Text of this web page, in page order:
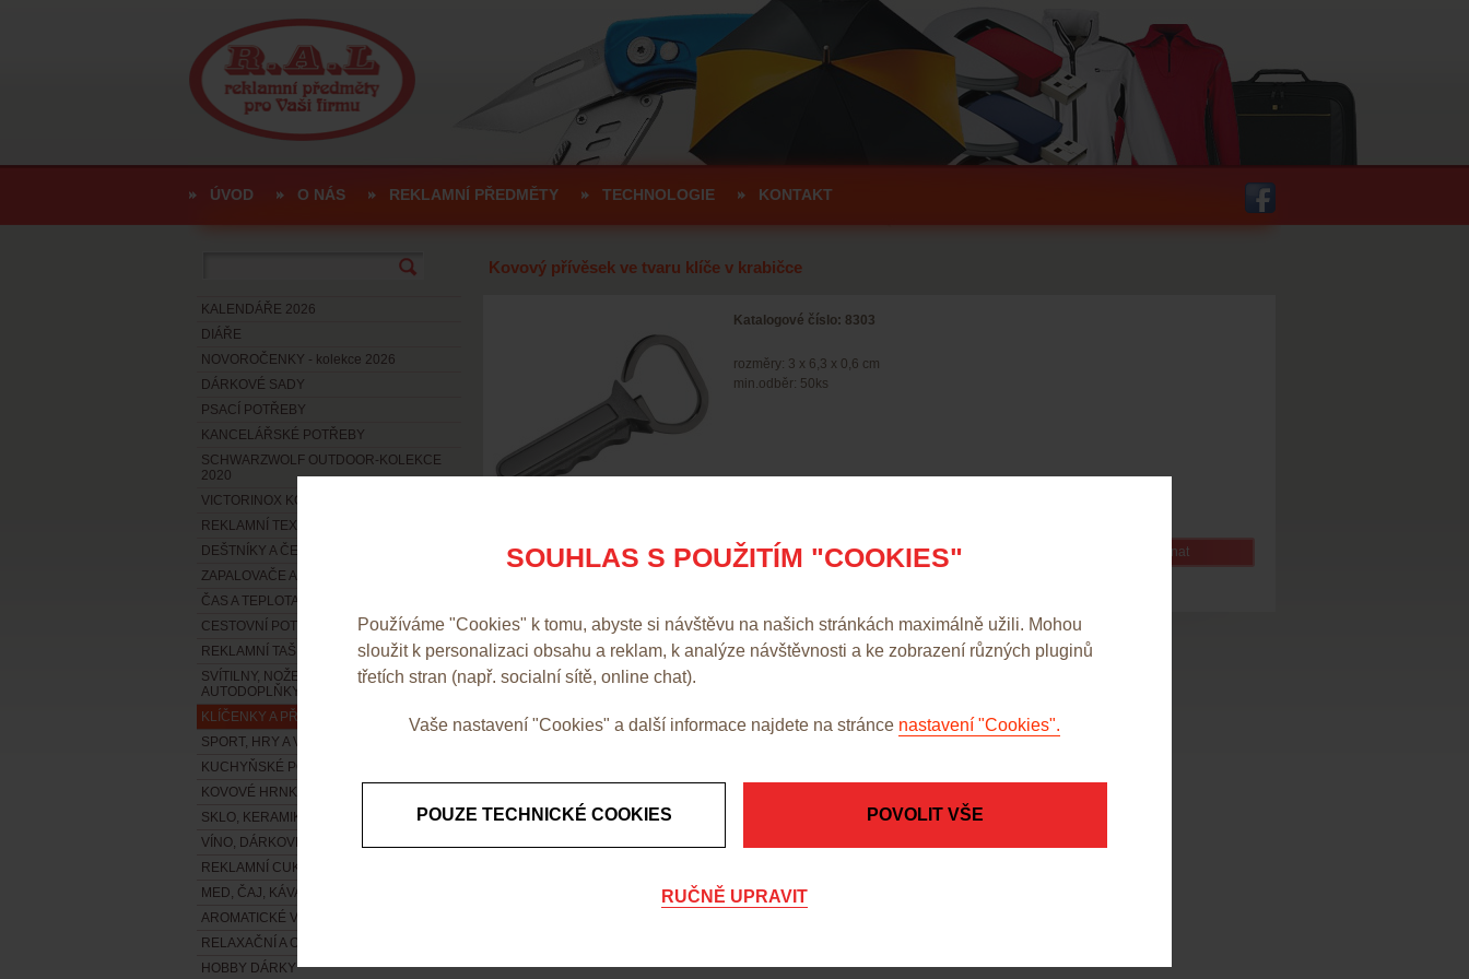
SOUHLAS S POUŽITÍM "COOKIES"
Používáme "Cookies" k tomu, abyste si návštěvu na našich stránkách maximálně užili. Mohou
sloužit k personalizaci obsahu a reklam, k analýze návštěvnosti a ke zobrazení různých pluginů
třetích stran (např. socialní sítě, online chat).
Vaše nastavení "Cookies" a další informace najdete na stránce nastavení "Cookies".
POUZE TECHNICKÉ COOKIES POVOLIT VŠE
RUČNĚ UPRAVIT
ÚVOD O NÁS REKLAMNÍ PŘEDMĚTY TECHNOLOGIE KONTAKT
KALENDÁŘE 2026
DIÁŘE
NOVOROČENKY - kolekce 2026
DÁRKOVÉ SADY
PSACÍ POTŘEBY
KANCELÁŘSKÉ POTŘEBY
SCHWARZWOLF OUTDOOR-KOLEKCE
2020
VICTORINOX KOLEKCE 2020
REKLAMNÍ TEXTIL - NOVÁ KOLEKCE !!!
DEŠTNÍKY A ČEPICE
ZAPALOVAČE A POPELNÍKY
ČAS A TEPLOTA
CESTOVNÍ POTŘEBY A ZAVAZADLA
REKLAMNÍ TAŠKY
SVÍTILNY, NOŽE, NÁŘADÍ A
AUTODOPLŇKY
KLÍČENKY A PŘÍVĚSKY
SPORT, HRY A VOLNÝ ČAS
KUCHYŇSKÉ POTŘEBY
KOVOVÉ HRNKY, TERMOSKY A LIKÉRKY
SKLO, KERAMIKA A PORCELÁN
VÍNO, DÁRKOVÉ VINNÉ SADY
REKLAMNÍ CUKROVINKY
MED, ČAJ, KÁVA A DALŠÍ POTRAVINY
AROMATICKÉ VISAČKY
RELAXAČNÍ A OSTATNÍ DÁRKY
HOBBY DÁRKY
Kovový přívěsek ve tvaru klíče v krabičce
Katalogové číslo: 8303
rozměry: 3 x 6,3 x 0,6 cm
min.odběr: 50ks
Objednat
33,50 Kč bez DPH